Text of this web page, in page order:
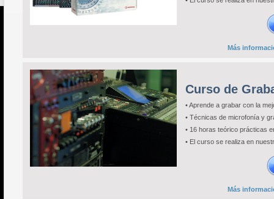
Más
Curso de
• Aprende a grabar con la
• Técnicas de microfonía y
• 16 horas teórico prácticas
• El curso se realiza en
Más